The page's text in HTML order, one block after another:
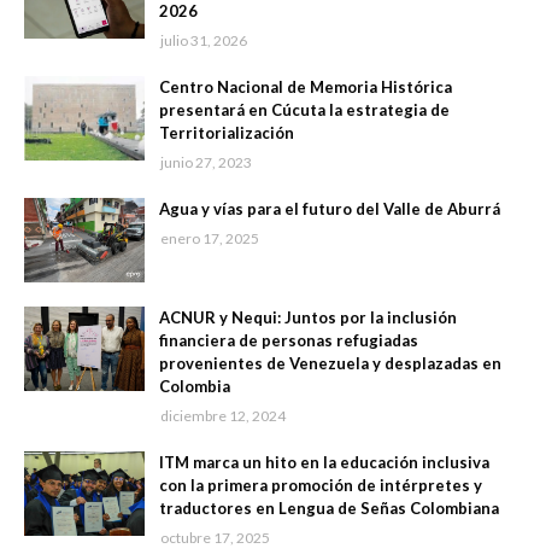
2026
julio 31, 2026
Centro Nacional de Memoria Histórica
presentará en Cúcuta la estrategia de
Territorialización
junio 27, 2023
Agua y vías para el futuro del Valle de Aburrá
enero 17, 2025
ACNUR y Nequi: Juntos por la inclusión
financiera de personas refugiadas
provenientes de Venezuela y desplazadas en
Colombia
diciembre 12, 2024
ITM marca un hito en la educación inclusiva
con la primera promoción de intérpretes y
traductores en Lengua de Señas Colombiana
octubre 17, 2025